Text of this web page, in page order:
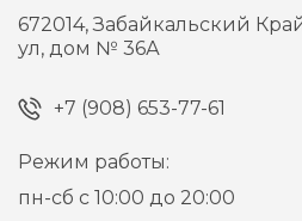
672014,Забайкальский
ул, дом № 36А
+7 (908) 653-77-61
Режим работы:
пн-сб с 10:00 до 20:00